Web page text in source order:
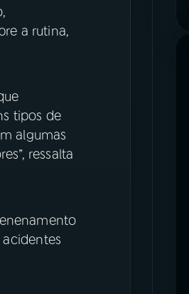
a rutina,
tipos de
algumas
ressalta